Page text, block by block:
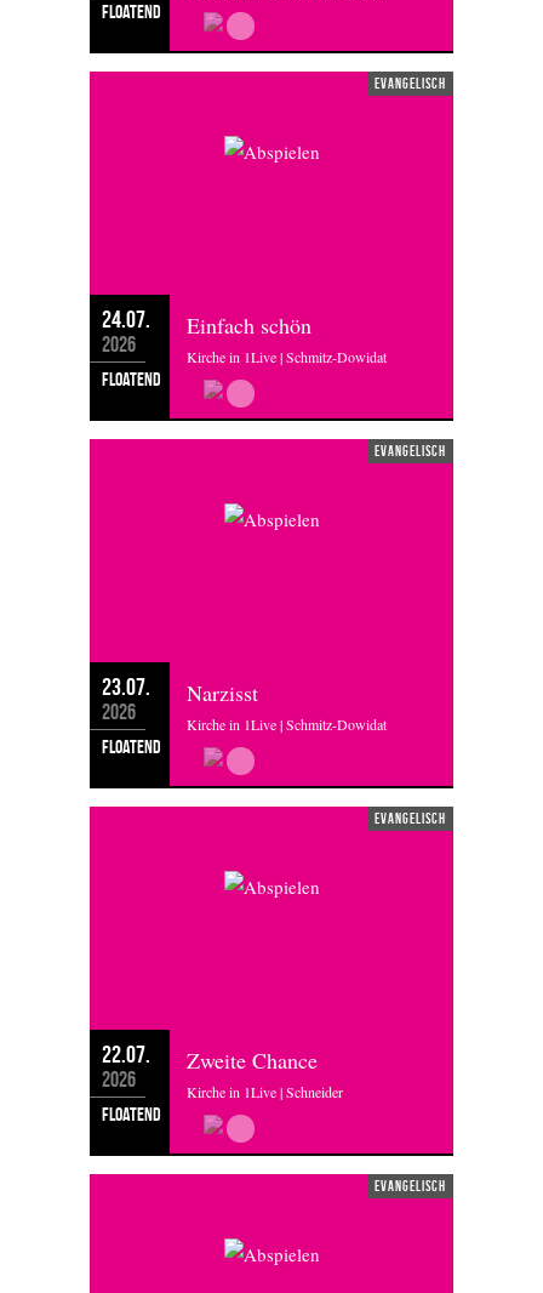
floatend
evangelisch
24.07.
2026
floatend
Einfach schön
Kirche in 1Live | Schmitz-Dowidat
evangelisch
23.07.
2026
floatend
Narzisst
Kirche in 1Live | Schmitz-Dowidat
evangelisch
22.07.
2026
floatend
Zweite Chance
Kirche in 1Live | Schneider
evangelisch